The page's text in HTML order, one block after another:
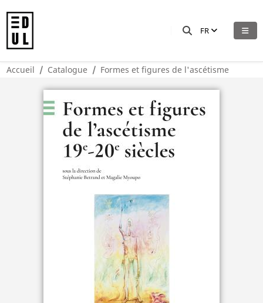
FR
Accueil Catalogue Formes et figures de l'ascétisme